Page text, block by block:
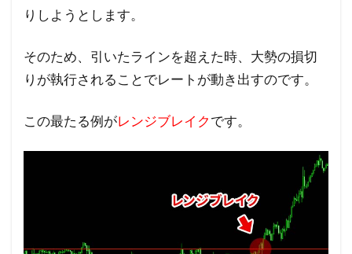
りしようとします。
そのため、引いたラインを超えた時、大勢の損切
りが執行されることでレートが動き出すのです。
この最たる例がレンジブレイクです。